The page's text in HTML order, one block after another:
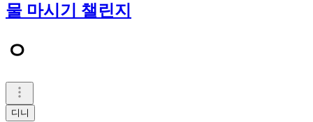
물 마시기 챌린지
ㅇ
디니